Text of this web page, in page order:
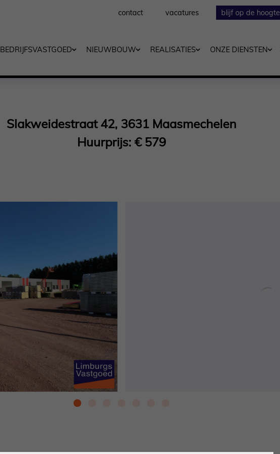
contact vacatures blijf op de hoogte
BEDRIJFSVASTGOED NIEUWBOUW REALISATIES ONZE DIENSTEN
Slakweidestraat 42, 3631 Maasmechelen
Huurprijs: € 579